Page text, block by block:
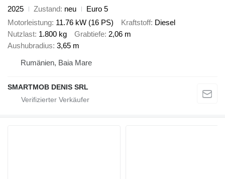
2025
Zustand neu
Euro 5
Motorleistung 11.76 kW (16 PS) Kraftstoff Diesel
Nutzlast 1.800 kg Grabtiefe 2,06 m
Aushubradius 3,65 m
Rumänien, Baia Mare
SMARTMOB DENIS SRL